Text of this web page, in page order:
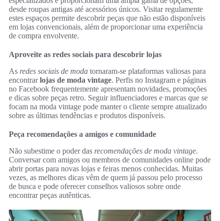
desde roupas antigas até acessórios únicos. Visitar regulamente
estes espaços permite descobrir peças que não estão disponíveis
em lojas convencionais, além de proporcionar uma experiência
de compra envolvente.
Aproveite as redes sociais para descobrir lojas
As redes sociais de moda tornaram-se plataformas valiosas para
encontrarlojas de moda vintage. Perfis no Instagram e páginas
no Facebook frequentemente apresentam novidades, promoções
e dicas sobre peças retro. Seguir influenciadores e marcas que se
focam na moda vintage pode manter o cliente sempre atualizado
sobre as últimas tendências e produtos disponíveis.
Peça recomendações a amigos e comunidade
Não subestime o poder das recomendações de moda vintage.
Conversar com amigos ou membros de comunidades online pode
abrir portas para novas lojas e feiras menos conhecidas. Muitas
vezes, as melhores dicas vêm de quem já passou pelo processo
de busca e pode oferecer conselhos valiosos sobre onde
encontrar peças autênticas.